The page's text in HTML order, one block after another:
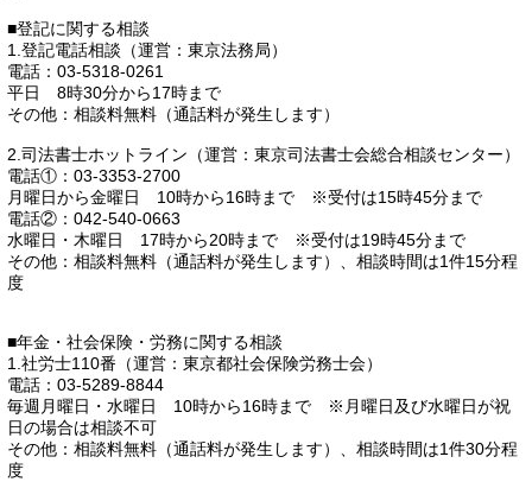
■登記に関する相談
1.登記電話相談（運営：東京法務局）
電話：03-5318-0261
平日 8時30分から17時まで
その他：相談料無料（通話料が発生します）
2.司法書士ホットライン（運営：東京司法書士会総合相談センター）
電話①：03-3353-2700
月曜日から金曜日 10時から16時まで ※受付は15時45分まで
電話②：042-540-0663
水曜日・木曜日 17時から20時まで ※受付は19時45分まで
その他：相談料無料（通話料が発生します）、相談時間は1件15分程
度
■年金・社会保険・労務に関する相談
1.社労士110番（運営：東京都社会保険労務士会）
電話：03-5289-8844
毎週月曜日・水曜日 10時から16時まで ※月曜日及び水曜日が祝
日の場合は相談不可
その他：相談料無料（通話料が発生します）、相談時間は1件30分程
度